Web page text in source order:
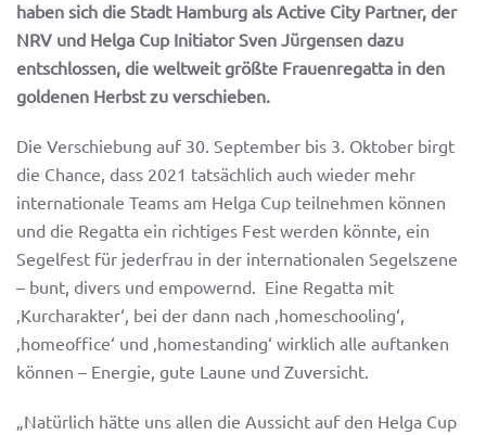
haben sich die Stadt Hamburg als Active City Partner, der
NRV und Helga Cup Initiator Sven Jürgensen dazu
entschlossen, die weltweit größte Frauenregatta in den
goldenen Herbst zu verschieben.
Die Verschiebung auf 30. September bis 3. Oktober birgt
die Chance, dass 2021 tatsächlich auch wieder mehr
internationale Teams am Helga Cup teilnehmen können
und die Regatta ein richtiges Fest werden könnte, ein
Segelfest für jederfrau in der internationalen Segelszene
– bunt, divers und empowernd. Eine Regatta mit
‚Kurcharakter‘, bei der dann nach ‚homeschooling‘,
‚homeoffice‘ und ‚homestanding‘ wirklich alle auftanken
können – Energie, gute Laune und Zuversicht.
„Natürlich hätte uns allen die Aussicht auf den Helga Cup